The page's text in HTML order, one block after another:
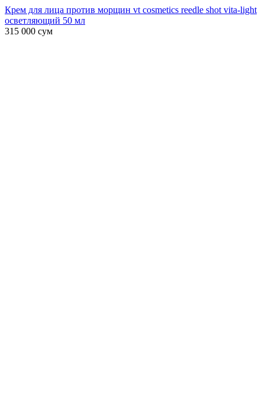
Крем для лица против морщин vt cosmetics reedle shot vita-light
осветляющий 50 мл
315 000 сум